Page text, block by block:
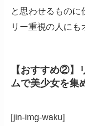
と思わせるもの
リー重視の人にも
【おすすめ②】
ムで美少女を集
[jin-img-waku]